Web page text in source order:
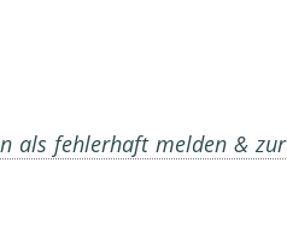
als fehlerhaft melden & zur